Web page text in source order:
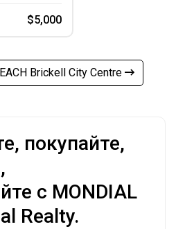
$5,000
Brickell City Centre
покупайте,
с MONDIAL
Realty.